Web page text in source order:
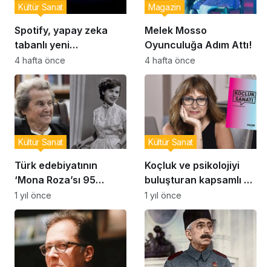
Spotify, yapay zeka
tabanlı yeni
fonksiyonunu tanıttı
Kültür Sanat
4 hafta önce
Melek Mosso
Oyunculuğa Adım Attı!
Magazin
4 hafta önce
Türk edebiyatının
‘Mona Roza’sı 95
yaşında vefat etti
Kültür Sanat
1 yıl önce
Koçluk ve psikolojiyi
buluşturan kapsamlı bir
rehber
Kültür Sanat
1 yıl önce